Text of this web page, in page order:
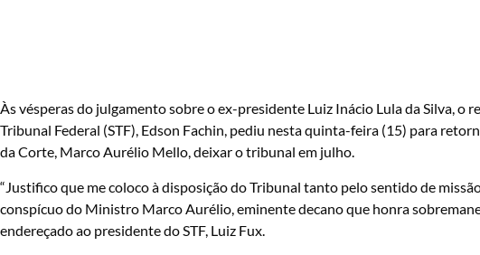
Às vésperas do julgamento sobre o ex-presidente Luiz Inácio Lula da Silva, o
Tribunal Federal (STF), Edson Fachin, pediu nesta quinta-feira (15) para
da Corte, Marco Aurélio Mello, deixar o tribunal em julho.
“Justifico que me coloco à disposição do Tribunal tanto pelo sentido de
conspícuo do Ministro Marco Aurélio, eminente decano que honra
endereçado ao presidente do STF, Luiz Fux.